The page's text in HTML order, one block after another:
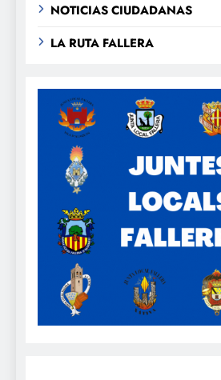
NOTICIAS CIUDADANAS
LA RUTA FALLERA